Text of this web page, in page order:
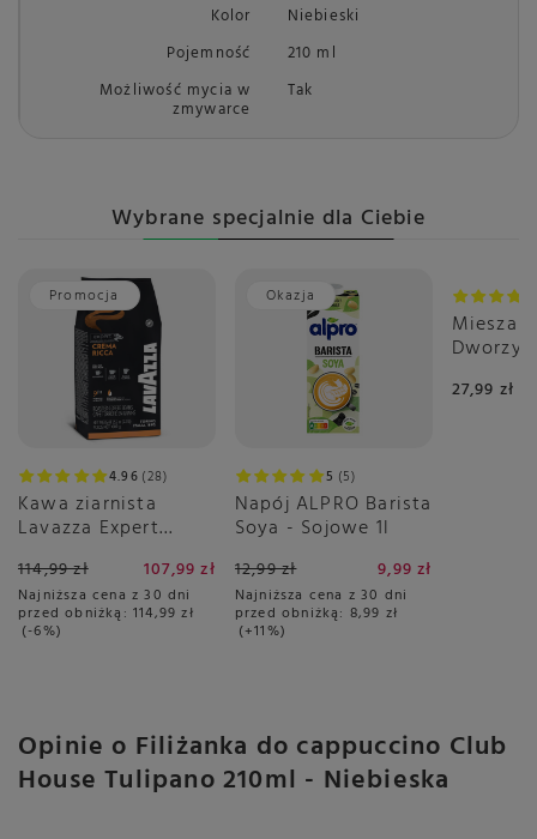
Kolor
Niebieski
Pojemność
210 ml
Możliwość mycia w
zmywarce
Tak
Wybrane specjalnie dla Ciebie
Promocja
4.96 28
Kawa ziarnista
Lavazza Expert
114,99 zł 107,99 zł
Najniższa cena z 30 dni
przed obniżką: 114,99 zł
-6%
Okazja
5 5
Napój ALPRO Barista
Soya - Sojowe 1l
12,99 zł 9,99 zł
Najniższa cena z 30 dni
przed obniżką: 8,99 zł
+11%
27,99 zł
Opinie o Filiżanka do cappuccino Club
House Tulipano 210ml - Niebieska